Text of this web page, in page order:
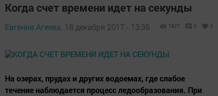
Когда счет времени идет на секунды
Евгения Агеева, 18 декабря 2017 - 13:36 1827 0 0
На озерах, прудах и других водоемах, где слабое
течение наблюдается процесс ледообразования. При